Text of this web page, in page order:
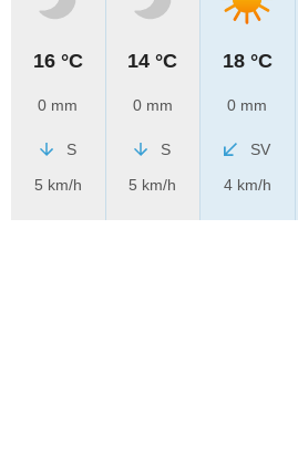
16 °C
0 mm
S
5 km/h
14 °C
0 mm
S
5 km/h
18 °C
0 mm
SV
4 km/h